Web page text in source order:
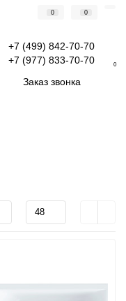
0 0
+7 (499) 842-70-70
+7 (977) 833-70-70
Заказ звонка
0